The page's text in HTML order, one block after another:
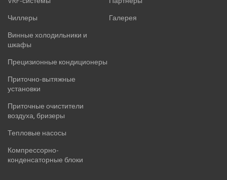
Чиллеры
Винные холодильники и
шкафы
Прецизионные кондиционеры
Приточно-вытяжные
установки
Приточные очистители
воздуха, бризеры
Тепловые насосы
Компрессорно-
конденсаторные блоки
Галерея